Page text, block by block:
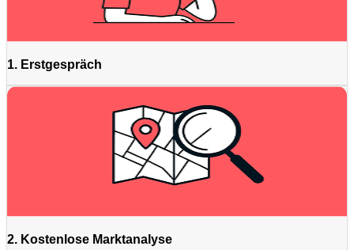
1. Erstgespräch
2. Kostenlose Marktanalyse